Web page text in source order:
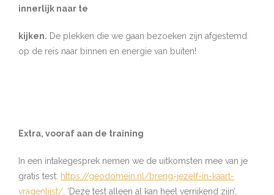
innerlijk naar te
kijken. De plekken die we gaan bezoeken zijn afgestemd
op de reis naar binnen en energie van buiten!
Extra, vooraf aan de training
In een intakegesprek nemen we de uitkomsten mee van je
gratis test: https://geodomein.nl/breng-jezelf-in-kaart-
vragenlijst/. ‘Deze test alleen al kan heel verrijkend zijn’,